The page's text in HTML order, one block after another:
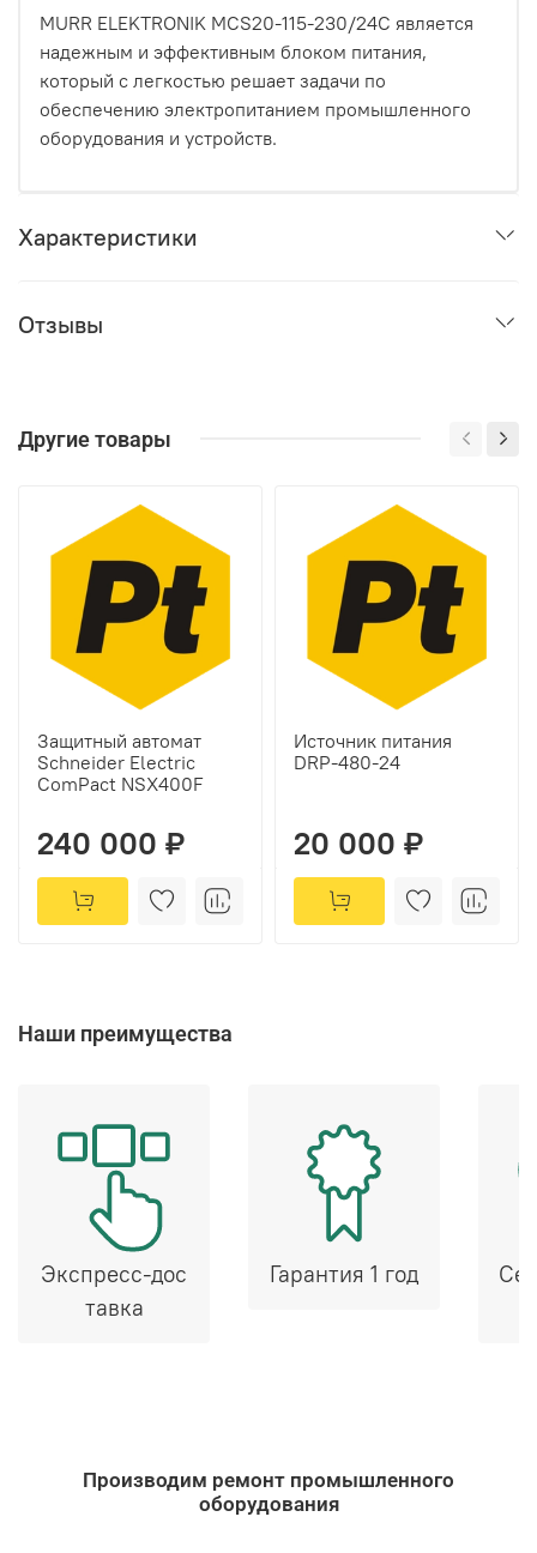
MURR ELEKTRONIK MCS20-115-230/24C является
надежным и эффективным блоком питания,
который с легкостью решает задачи по
обеспечению электропитанием промышленного
оборудования и устройств.
Характеристики
Отзывы
Другие товары
Защитный автомат
Schneider Electric
ComPact NSX400F
240 000 ₽
Источник питания
DRP-480-24
20 000 ₽
Наши преимущества
Экспресс-дос
тавка
Гарантия 1 год
Производим ремонт промышленного
оборудования